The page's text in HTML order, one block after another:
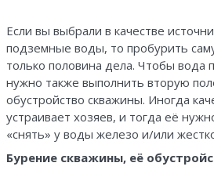
Если вы выбрали в качестве
подземные воды, то пробурить
только половина дела. Чтобы вода
нужно также выполнить вторую
обустройство скважины. Иногда
устраивает хозяев, и тогда её
«снять» у воды железо и/или
Бурение скважины, её